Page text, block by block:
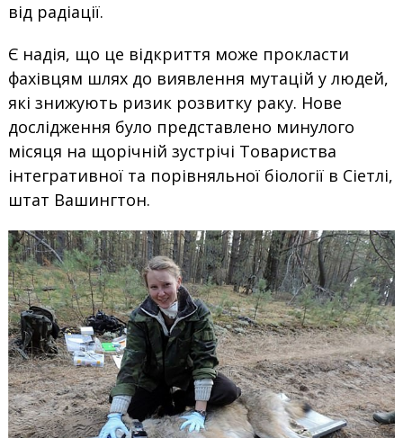
від радіації.
Є надія, що це відкриття може прокласти
фахівцям шлях до виявлення мутацій у людей,
які знижують ризик розвитку раку. Нове
дослідження було представлено минулого
місяця на щорічній зустрічі Товариства
інтегративної та порівняльної біології в Сіетлі,
штат Вашингтон.